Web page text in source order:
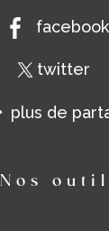
facebook
twitter
plus de
Nos